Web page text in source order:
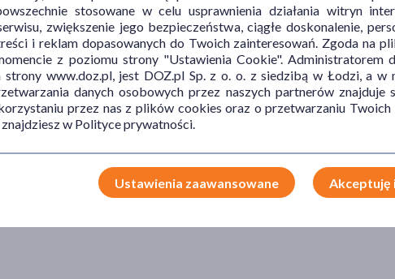
stosowane w celu usprawnienia działania witryn
zwiększenie jego bezpieczeństwa, ciągłe doskonalenie,
i reklam dopasowanych do Twoich zainteresowań. Zgoda na
z poziomu strony "Ustawienia Cookie". Administratorem
www.doz.pl, jest DOZ.pl Sp. z o. o. z siedzibą w Łodzi, a w
danych osobowych przez naszych partnerów
przez nas z plików cookies oraz o przetwarzaniu
w Polityce prywatności.
Ustawienia zaawansowane Akceptuję